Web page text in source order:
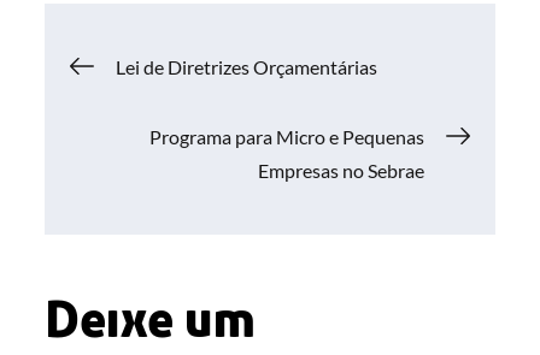
Navegação
Lei de Diretrizes Orçamentárias
Programa para Micro e Pequenas
Empresas no Sebrae
Deixe um